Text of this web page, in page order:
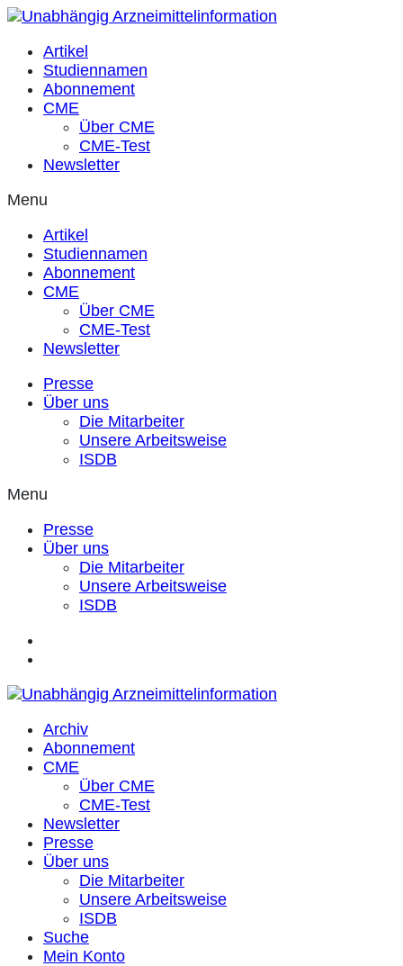
Zum
springen
Artikel
Studiennamen
Abonnement
CME
Über CME
CME-Test
Newsletter
Menu
Artikel
Studiennamen
Abonnement
CME
Über CME
CME-Test
Newsletter
Presse
Über uns
Die Mitarbeiter
Unsere Arbeitsweise
ISDB
Menu
Presse
Über uns
Die Mitarbeiter
Unsere Arbeitsweise
ISDB
Archiv
Abonnement
CME
Über CME
CME-Test
Newsletter
Presse
Über uns
Die Mitarbeiter
Unsere Arbeitsweise
ISDB
Suche
Mein Konto